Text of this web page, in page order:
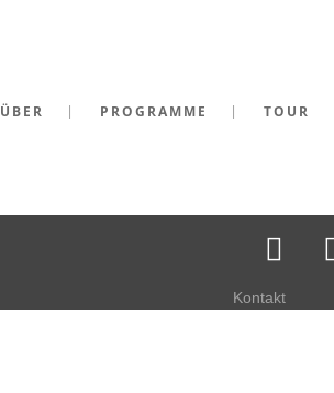
ÜBER PROGRAMME TOUR
Kontakt